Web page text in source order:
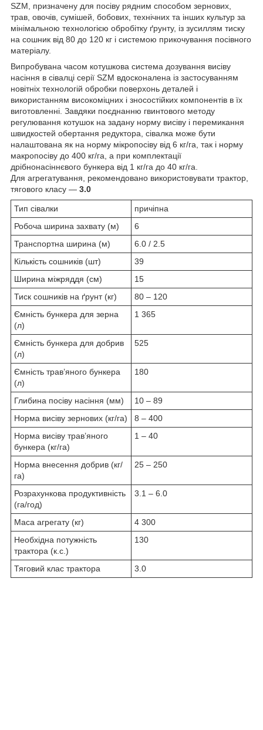
SZM, призначену для посіву рядним способом зернових,
трав, овочів, сумішей, бобових, технічних та інших культур за
мінімальною технологією обробітку ґрунту, із зусиллям тиску
на сошник від 80 до 120 кг і системою прикочування посівного
матеріалу.
Випробувана часом котушкова система дозування висіву
насіння в сівалці серії SZM вдосконалена із застосуванням
новітніх технологій обробки поверхонь деталей і
використанням високоміцних і зносостійких компонентів в їх
виготовленні. Завдяки поєднанню гвинтового методу
регулювання котушок на задану норму висіву і перемикання
швидкостей обертання редуктора, сівалка може бути
налаштована як на норму мікропосіву від 6 кг/га, так і норму
макропосіву до 400 кг/га, а при комплектації
дрібнонасіннєвого бункера від 1 кг/га до 40 кг/га.
Для агрегатування, рекомендовано використовувати трактор,
тягового класу — 3.0
Тип сівалки
причіпна
Робоча ширина захвату (м)
6
Транспортна ширина (м)
6.0 / 2.5
Кількість сошників (шт)
39
Ширина міжряддя (см)
15
Тиск сошників на ґрунт (кг)
80 ‒ 120
Ємність бункера для зерна
(л)
1 365
Ємність бункера для добрив
(л)
525
Ємність трав’яного бункера
(л)
180
Глибина посіву насіння (мм)
10 ‒ 89
Норма висіву зернових (кг/га)
8 ‒ 400
Норма висіву трав’яного
бункера (кг/га)
1 ‒ 40
Норма внесення добрив (кг/
га)
25 ‒ 250
Розрахункова продуктивність
(га/год)
3.1 ‒ 6.0
Маса агрегату (кг)
4 300
Необхідна потужність
трактора (к.с.)
130
Тяговий клас трактора 3.0